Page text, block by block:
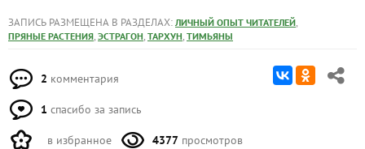
ЗАПИСЬ РАЗМЕЩЕНА В РАЗДЕЛАХ: ЛИЧНЫЙ ОПЫТ ЧИТАТЕЛЕЙ,
ПРЯНЫЕ РАСТЕНИЯ, ЭСТРАГОН, ТАРХУН, ТИМЬЯНЫ
2 комментария
1 спасибо за запись
в избранное 4377 просмотров